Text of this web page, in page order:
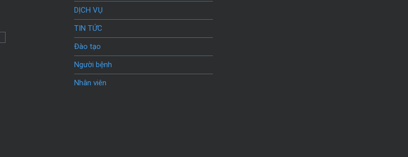
DỊCH VỤ
TIN TỨC
Đào tạo
Người bệnh
Nhân viên